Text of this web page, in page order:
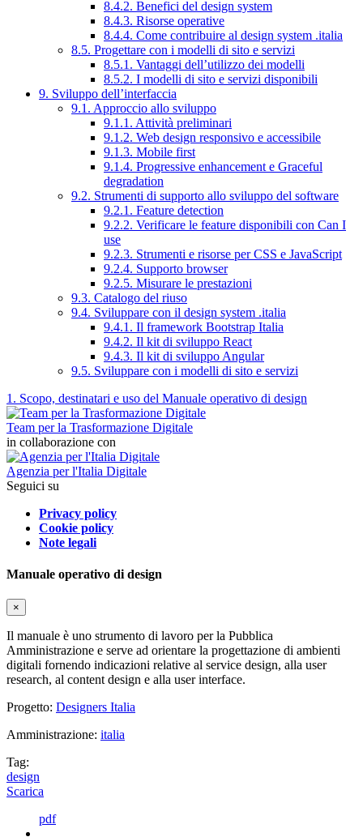
8.4.2. Benefici del design system
8.4.3. Risorse operative
8.4.4. Come contribuire al design system .italia
8.5. Progettare con i modelli di sito e servizi
8.5.1. Vantaggi dell’utilizzo dei modelli
8.5.2. I modelli di sito e servizi disponibili
9. Sviluppo dell’interfaccia
9.1. Approccio allo sviluppo
9.1.1. Attività preliminari
9.1.2. Web design responsivo e accessibile
9.1.3. Mobile first
9.1.4. Progressive enhancement e Graceful
degradation
9.2. Strumenti di supporto allo sviluppo del software
9.2.1. Feature detection
9.2.2. Verificare le feature disponibili con Can I
use
9.2.3. Strumenti e risorse per CSS e JavaScript
9.2.4. Supporto browser
9.2.5. Misurare le prestazioni
9.3. Catalogo del riuso
9.4. Sviluppare con il design system .italia
9.4.1. Il framework Bootstrap Italia
9.4.2. Il kit di sviluppo React
9.4.3. Il kit di sviluppo Angular
9.5. Sviluppare con i modelli di sito e servizi
1. Scopo, destinatari e uso del Manuale operativo di design
Team per la Trasformazione Digitale
in collaborazione con
Agenzia per l'Italia Digitale
Seguici su
Privacy policy
Cookie policy
Note legali
Manuale operativo di design
×
Il manuale è uno strumento di lavoro per la Pubblica
Amministrazione e serve ad orientare la progettazione di ambienti
digitali fornendo indicazioni relative al service design, alla user
research, al content design e alla user interface.
Progetto: Designers Italia
Amministrazione: italia
Tag:
design
Scarica
pdf